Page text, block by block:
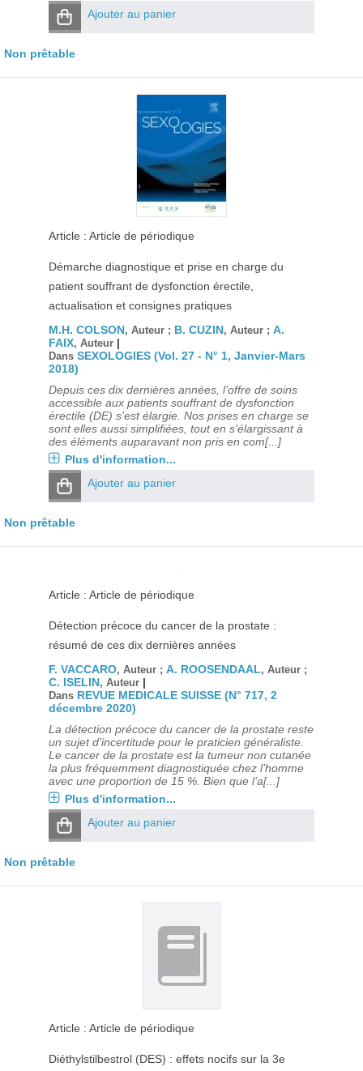
Ajouter au panier
Non prêtable
Article : Article de périodique
Démarche diagnostique et prise en charge du
patient souffrant de dysfonction érectile,
actualisation et consignes pratiques
M.H. COLSON, Auteur ; B. CUZIN, Auteur ; A.
FAIX, Auteur |
Dans SEXOLOGIES (Vol. 27 - N° 1, Janvier-Mars
2018)
Depuis ces dix dernières années, l’offre de soins
accessible aux patients souffrant de dysfonction
érectile (DE) s’est élargie. Nos prises en charge se
sont elles aussi simplifiées, tout en s’élargissant à
des éléments auparavant non pris en com[...]
Plus d'information...
Ajouter au panier
Non prêtable
Article : Article de périodique
Détection précoce du cancer de la prostate :
résumé de ces dix dernières années
F. VACCARO, Auteur ; A. ROOSENDAAL, Auteur ;
C. ISELIN, Auteur |
Dans REVUE MEDICALE SUISSE (N° 717, 2
décembre 2020)
La détection précoce du cancer de la prostate reste
un sujet d’incertitude pour le praticien généraliste.
Le cancer de la prostate est la tumeur non cutanée
la plus fréquemment diagnostiquée chez l’homme
avec une proportion de 15 %. Bien que l’a[...]
Plus d'information...
Ajouter au panier
Non prêtable
Article : Article de périodique
Diéthylstilbestrol (DES) : effets nocifs sur la 3e